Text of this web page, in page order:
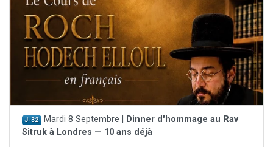
J-32 Mardi 8 Septembre |
Dinner d'hommage au Rav
Sitruk à Londres — 10 ans déjà